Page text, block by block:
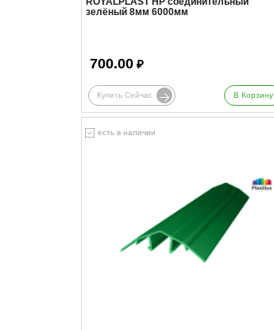
зелёный 8мм 6000мм
700.00 ₽
Купить Сейчас В Корзину
есть в наличии